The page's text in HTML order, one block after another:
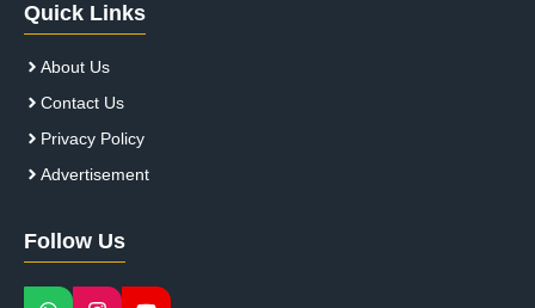
Quick Links
About Us
Contact Us
Privacy Policy
Advertisement
Follow Us